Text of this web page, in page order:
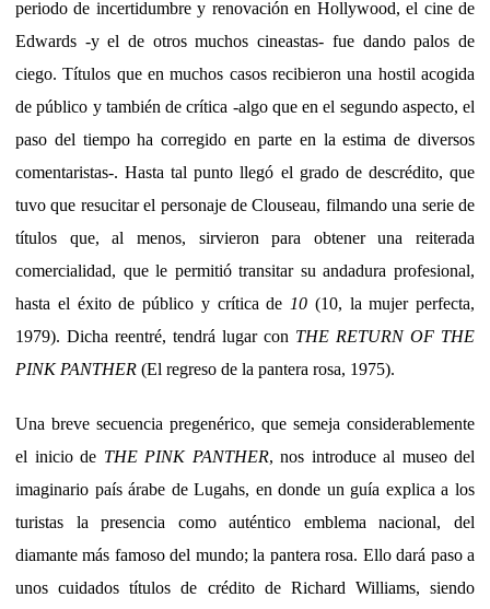
periodo de incertidumbre y renovación en Hollywood, el cine de
Edwards -y el de otros muchos cineastas- fue dando palos de
ciego. Títulos que en muchos casos recibieron una hostil acogida
de público y también de crítica -algo que en el segundo aspecto, el
paso del tiempo ha corregido en parte en la estima de diversos
comentaristas-. Hasta tal punto llegó el grado de descrédito, que
tuvo que resucitar el personaje de Clouseau, filmando una serie de
títulos que, al menos, sirvieron para obtener una reiterada
comercialidad, que le permitió transitar su andadura profesional,
hasta el éxito de público y crítica de 10 (10, la mujer perfecta,
1979). Dicha reentré, tendrá lugar con THE RETURN OF THE
PINK PANTHER (El regreso de la pantera rosa, 1975).
Una breve secuencia pregenérico, que semeja considerablemente
el inicio de THE PINK PANTHER, nos introduce al museo del
imaginario país árabe de Lugahs, en donde un guía explica a los
turistas la presencia como auténtico emblema nacional, del
diamante más famoso del mundo; la pantera rosa. Ello dará paso a
unos cuidados títulos de crédito de Richard Williams, siendo